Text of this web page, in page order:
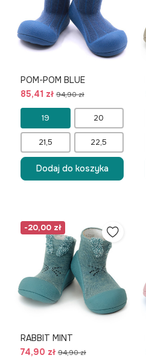
POM-POM BLUE
85,41 zł94,90 zł
19 20
21,5 22,5
Dodaj do koszyka
-20,00 zł
RABBIT MINT
74,90 zł94,90 zł